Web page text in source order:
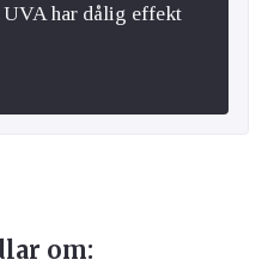
UVA har dålig effekt
om: